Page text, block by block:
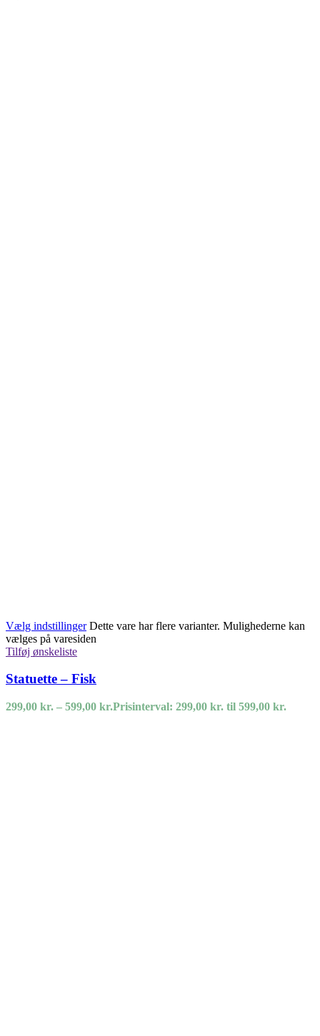
Vælg indstillinger Dette vare har flere varianter. Mulighederne kan
vælges på varesiden
Tilføj ønskeliste
Statuette – Fisk
299,00 kr. – 599,00 kr.Prisinterval: 299,00 kr. til 599,00 kr.